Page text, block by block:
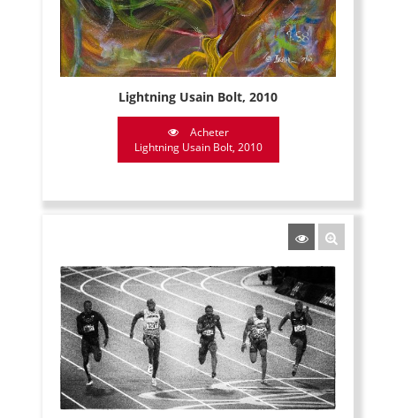
Lightning Usain Bolt, 2010
Acheter
Lightning Usain Bolt, 2010